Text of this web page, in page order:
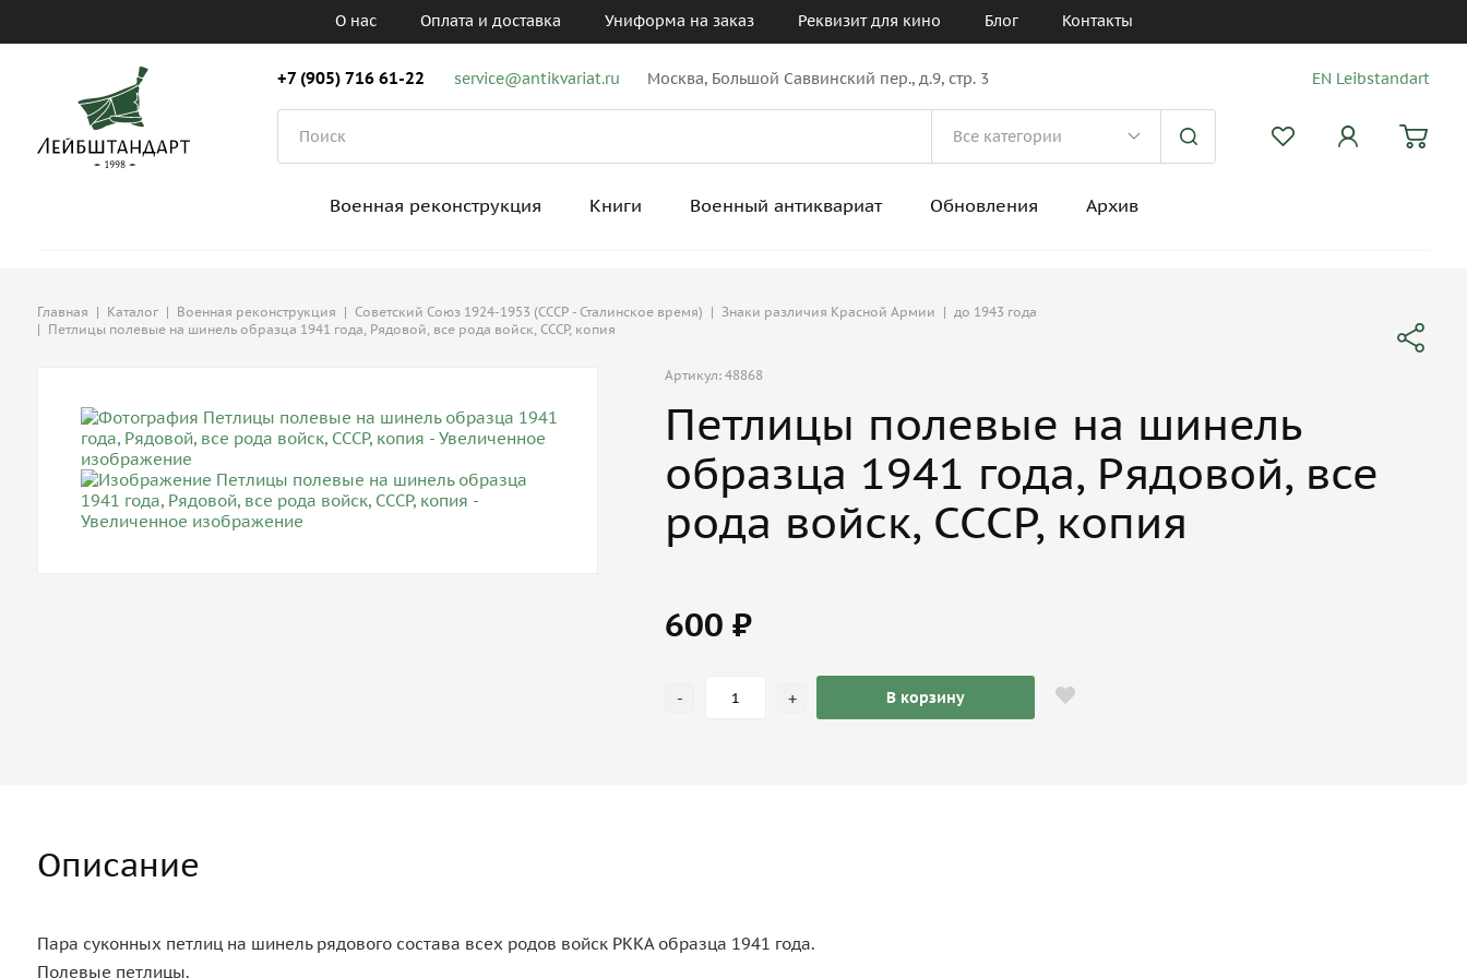
О нас Оплата и доставка Униформа на заказ Реквизит для кино Блог Контакты
+7 (905) 716 61-22 service@antikvariat.ru Москва, Большой Саввинский пер., д.9, стр. 3 EN Leibstandart
Военная реконструкция Книги Военный антиквариат Обновления Архив
Главная | Каталог | Военная реконструкция | Советский Союз 1924-1953 (СССР - Сталинское время) | Знаки различия Красной Армии | до 1943 года
| Петлицы полевые на шинель образца 1941 года, Рядовой, все рода войск, СССР, копия
Артикул: 48868
Петлицы полевые на шинель
образца 1941 года, Рядовой, все
рода войск, СССР, копия
600 ₽
- + В корзину
Описание
Пара суконных петлиц на шинель рядового состава всех родов войск РККА образца 1941 года.
Полевые петлицы.